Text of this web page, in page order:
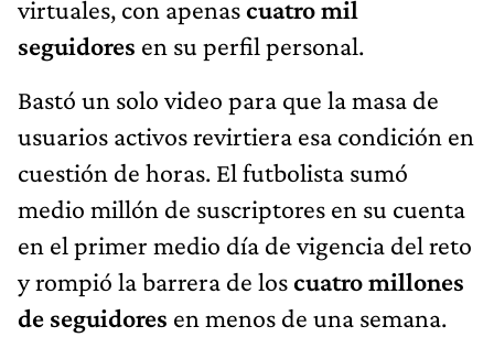
virtuales, con apenascuatro mil
seguidores en su perfil personal.
Bastó un solo video para que la masa de
usuarios activos revirtiera esa condición en
cuestión de horas. El futbolista sumó
medio millón de suscriptores en su cuenta
en el primer medio día de vigencia del reto
y rompió la barrera de loscuatro millones
de seguidores en menos de una semana.